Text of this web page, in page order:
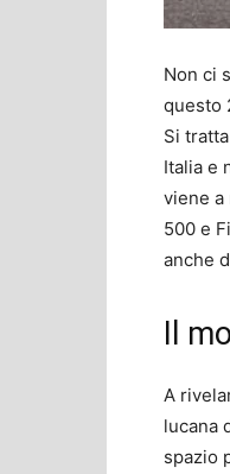
Non ci
questo
Si
Italia e
viene a
500 e
anche
Il
A
lucana
spazio